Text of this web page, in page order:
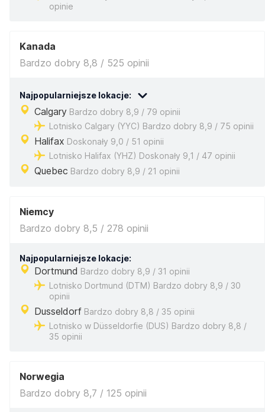
opinie
Kanada
Bardzo dobry 8,8 / 525 opinii
Najpopularniejsze lokacje:
Calgary Bardzo dobry 8,9 / 79 opinii
Lotnisko Calgary (YYC) Bardzo dobry 8,9 / 75 opinii
Halifax Doskonały 9,0 / 51 opinii
Lotnisko Halifax (YHZ) Doskonały 9,1 / 47 opinii
Quebec Bardzo dobry 8,9 / 21 opinii
Niemcy
Bardzo dobry 8,5 / 278 opinii
Najpopularniejsze lokacje:
Dortmund Bardzo dobry 8,9 / 31 opinii
Lotnisko Dortmund (DTM) Bardzo dobry 8,9 / 30
opinii
Dusseldorf Bardzo dobry 8,8 / 35 opinii
Lotnisko w Düsseldorfie (DUS) Bardzo dobry 8,8 /
35 opinii
Norwegia
Bardzo dobry 8,7 / 125 opinii